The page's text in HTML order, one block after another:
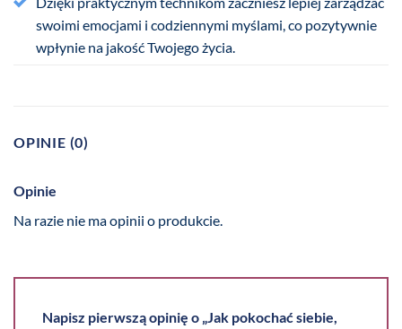
swoimi emocjami i codziennymi myślami, co pozytywnie
wpłynie na jakość Twojego życia.
OPINIE (0)
Opinie
Na razie nie ma opinii o produkcie.
Napisz pierwszą opinię o „Jak pokochać siebie,